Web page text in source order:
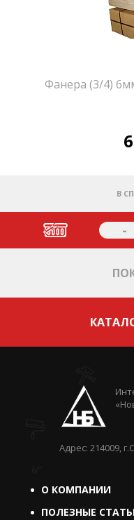
Фанера (3/4)
В
-
Адрес: 214009,
О КОМПАНИИ
ПОЛЕЗНЫЕ